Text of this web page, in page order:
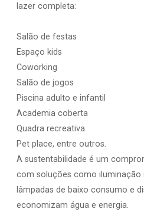
lazer completa:
Salão de festas
Espaço kids
Coworking
Salão de jogos
Piscina adulto e infantil
Academia coberta
Quadra recreativa
Pet place, entre outros.
A sustentabilidade é um
com soluções como iluminação
lâmpadas de baixo consumo e
economizam água e energia.